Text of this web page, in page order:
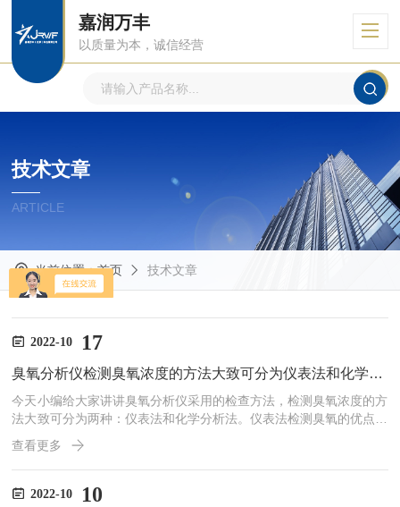
嘉润万丰
以质量为本，诚信经营
技术文章
ARTICLE
当前位置：首页 技术文章
2022-10 17
臭氧分析仪检测臭氧浓度的方法大致可分为仪表法和化学分析法
今天小编给大家讲讲臭氧分析仪采用的检查方法，检测臭氧浓度的方
法大致可分为两种：仪表法和化学分析法。仪表法检测臭氧的优点在
于灵敏度高，重复性好，对操作者水平要求也不高，是一种较好的方
法，但是因为此类仪表原来一般价格昂贵，不易普及使用。化学分析
法中*常用的是碘化钾法，硼酸碘化钾吸光光度法和靛蓝二磺酸钠分
光光度法。前两种方法因对臭氧的专属性不好或稳定性较差，在现场
查看更多
2022-10 10